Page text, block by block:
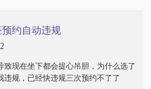
约自动违规
致现在坐下都会提心吊胆，为什么选了
违规，已经快违规三次预约不了了